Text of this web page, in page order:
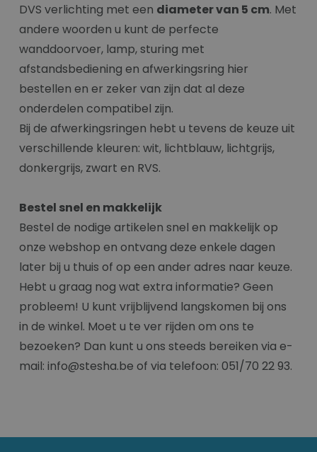
DVS verlichting met een diameter van 5 cm. Met
andere woorden u kunt de perfecte
wanddoorvoer, lamp, sturing met
afstandsbediening en afwerkingsring hier
bestellen en er zeker van zijn dat al deze
onderdelen compatibel zijn.
Bij de afwerkingsringen hebt u tevens de keuze uit
verschillende kleuren: wit, lichtblauw, lichtgrijs,
donkergrijs, zwart en RVS.
Bestel snel en makkelijk
Bestel de nodige artikelen snel en makkelijk op
onze webshop en ontvang deze enkele dagen
later bij u thuis of op een ander adres naar keuze.
Hebt u graag nog wat extra informatie? Geen
probleem! U kunt vrijblijvend langskomen bij ons
in de winkel. Moet u te ver rijden om ons te
bezoeken? Dan kunt u ons steeds bereiken via e-
mail: info@stesha.be of via telefoon: 051/70 22 93.